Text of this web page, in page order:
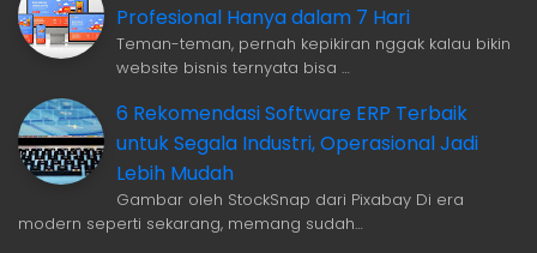
Profesional Hanya dalam 7 Hari
Teman-teman, pernah kepikiran nggak kalau bikin
website bisnis ternyata bisa …
6 Rekomendasi Software ERP Terbaik
untuk Segala Industri, Operasional Jadi
Lebih Mudah
Gambar oleh StockSnap dari Pixabay Di era
modern seperti sekarang, memang sudah…